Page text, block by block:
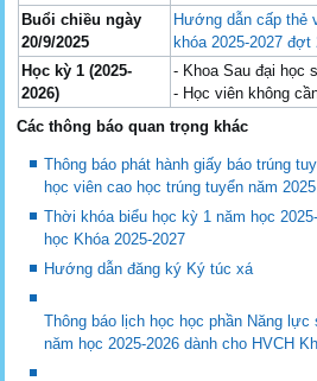
Buổi chiều ngày
20/9/2025
Hướng dẫn cấp thẻ
khóa 2025-2027 đợt
Học kỳ1 (2025-
2026)
- Khoa Sau đại học
- Học viên không
Các thông báo quan trọng khác
Thông báo phát hành giấy báo trúng
học viên cao học trúng tuyển năm
Thời khóa biểu học kỳ 1 năm học
học Khóa 2025-2027
Hướng dẫn đăng ký Ký túc xá
Thông báo lịch học học phần Năng
năm học 2025-2026 dành cho HVCH